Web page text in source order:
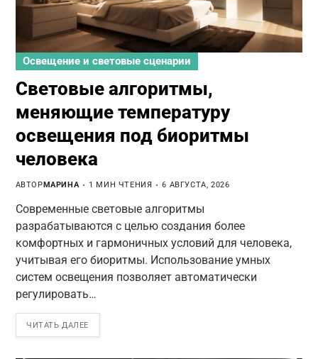
Освещение и световые сценарии
Световые алгоритмы,
меняющие температуру
освещения под биоритмы
человека
АВТОР МАРИНА 1 МИН ЧТЕНИЯ 6 АВГУСТА, 2026
Современные световые алгоритмы
разрабатываются с целью создания более
комфортных и гармоничных условий для человека,
учитывая его биоритмы. Использование умных
систем освещения позволяет автоматически
регулировать…
ЧИТАТЬ ДАЛЕЕ